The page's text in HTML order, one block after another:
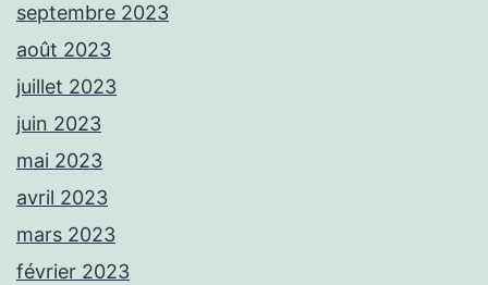
septembre 2023
août 2023
juillet 2023
juin 2023
mai 2023
avril 2023
mars 2023
février 2023